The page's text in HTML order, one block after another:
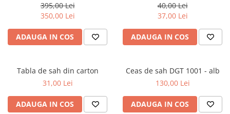
Tabla De Demonstratie
Tactica
395,00 Lei
350,00 Lei
ADAUGA IN COS
40,00 Lei
37,00 Lei
ADAUGA IN COS
Tabla de sah din carton
31,00 Lei
ADAUGA IN COS
Ceas de sah DGT 1001 - alb
130,00 Lei
ADAUGA IN COS